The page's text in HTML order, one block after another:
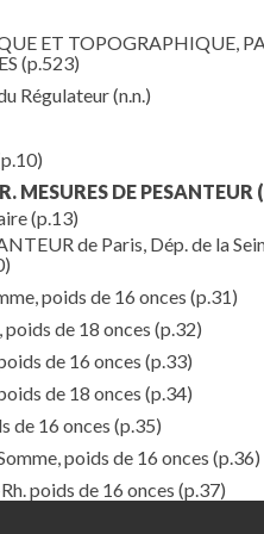
ET TOPOGRAPHIQUE,
(p.523)
Régulateur(n.n.)
MESURES DE PESANTEUR
(p.13)
de Paris, Dép. de la
poids de 16 onces (p.31)
de 18 onces (p.32)
de 16 onces (p.33)
de 18 onces (p.34)
de 16 onces (p.35)
poids de 16 onces (p.36)
poids de 16 onces (p.37)